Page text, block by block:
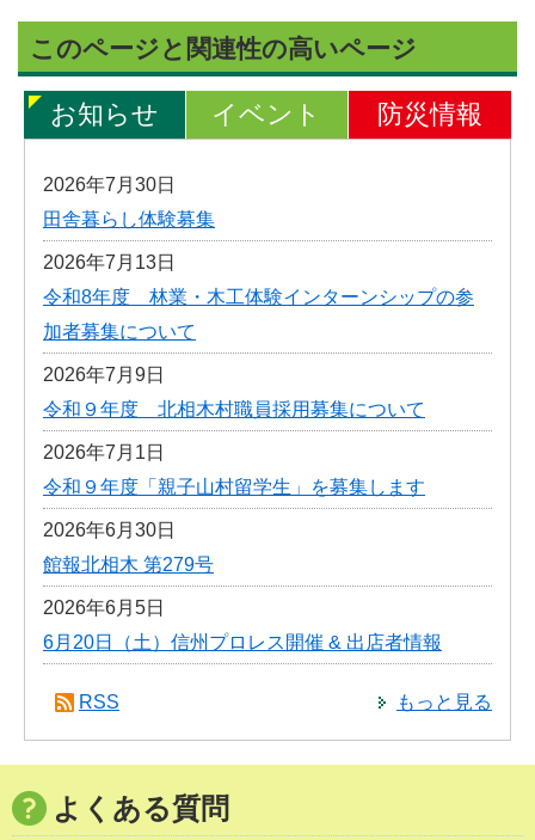
このページと関連性の高いページ
お知らせ イベント 防災情報
2026年7月30日
田舎暮らし体験募集
2026年7月13日
令和8年度 林業・木工体験インターンシップの参
加者募集について
2026年7月9日
令和９年度 北相木村職員採用募集について
2026年7月1日
令和９年度「親子山村留学生」を募集します
2026年6月30日
館報北相木 第279号
2026年6月5日
6月20日（土）信州プロレス開催 & 出店者情報
もっと見る
RSS
よくある質問